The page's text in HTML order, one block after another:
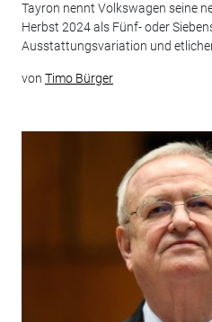
Tayron nennt Volkswagen seine
Herbst 2024 als Fünf- oder
Ausstattungsvariation und
von Timo Bürger